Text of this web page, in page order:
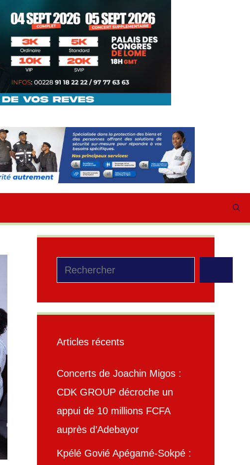
Rechercher
Articles récents
Concerts de Joachin Migos :
CDK GROUP décroche un
appui de 10 millions FCFA
auprès d’Adebayor
Kpélé Govié Apégamé-Sokpé :